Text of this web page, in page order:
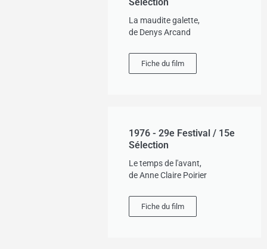
La maudite galette,
de Denys Arcand
Fiche du film
1976 - 29e Festival / 15e
Sélection
Le temps de l'avant,
de Anne Claire Poirier
Fiche du film